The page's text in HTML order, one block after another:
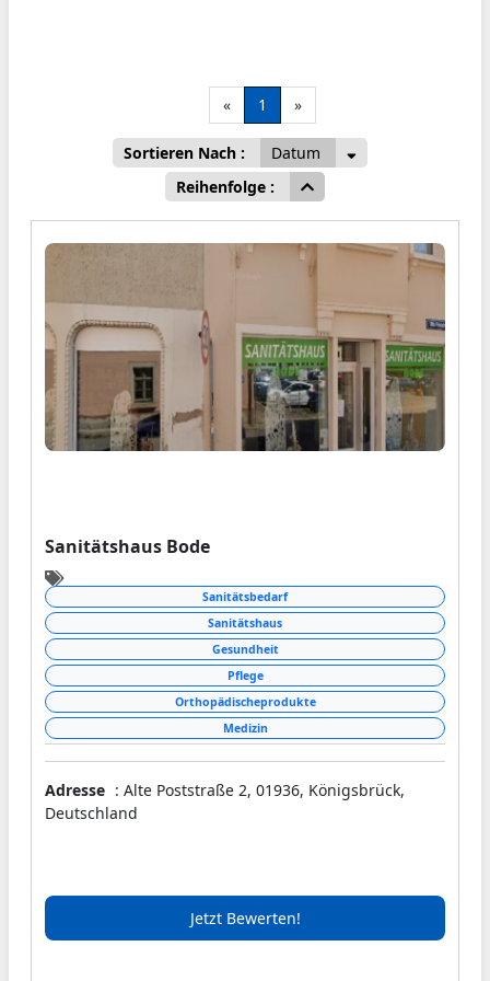
« 1 »
Sortieren Nach :
Datum
Reihenfolge :
Sanitätshaus Bode
Sanitätsbedarf
Sanitätshaus
Gesundheit
Pflege
Orthopädischeprodukte
Medizin
Adresse : Alte Poststraße 2, 01936, Königsbrück,
Deutschland
Jetzt Bewerten!